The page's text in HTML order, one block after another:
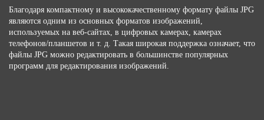
Благодаря компактному и высококачественному формату файлы JPG
являются одним из основных форматов изображений,
используемых на веб-сайтах, в цифровых камерах, камерах
телефонов/планшетов и т. д. Такая широкая поддержка означает, что
файлы JPG можно редактировать в большинстве популярных
программ для редактирования изображений.